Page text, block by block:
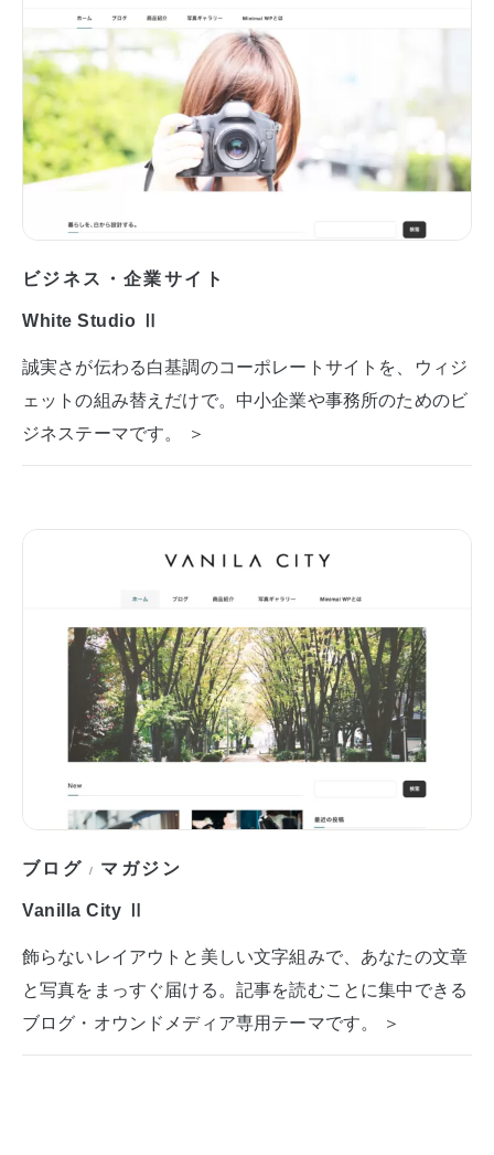
ビジネス・企業サイト
White Studio Ⅱ
誠実さが伝わる白基調のコーポレートサイトを、ウィジ
ェットの組み替えだけで。中小企業や事務所のためのビ
ジネステーマです。 ＞
ブログ / マガジン
Vanilla City Ⅱ
飾らないレイアウトと美しい文字組みで、あなたの文章
と写真をまっすぐ届ける。記事を読むことに集中できる
ブログ・オウンドメディア専用テーマです。 ＞